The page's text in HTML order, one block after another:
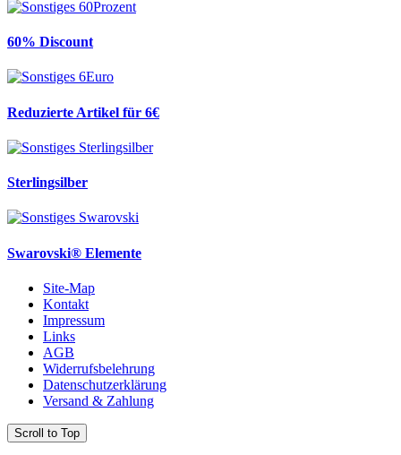
60% Discount
Reduzierte Artikel für 6€
Sterlingsilber
Swarovski® Elemente
Site-Map
Kontakt
Impressum
Links
AGB
Widerrufsbelehrung
Datenschutzerklärung
Versand & Zahlung
Scroll to Top